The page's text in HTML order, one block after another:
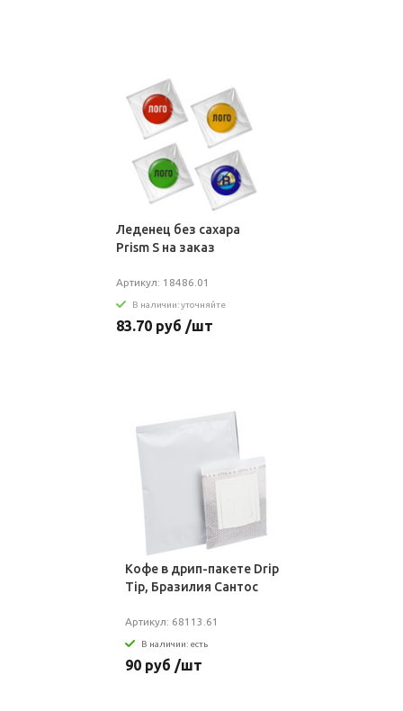
Леденец без сахара
Prism S на заказ
Артикул: 18486.01
В наличии: уточняйте
83.70 руб /шт
Кофе в дрип-пакете Drip
Tip, Бразилия Сантос
Артикул: 68113.61
В наличии: есть
90 руб /шт